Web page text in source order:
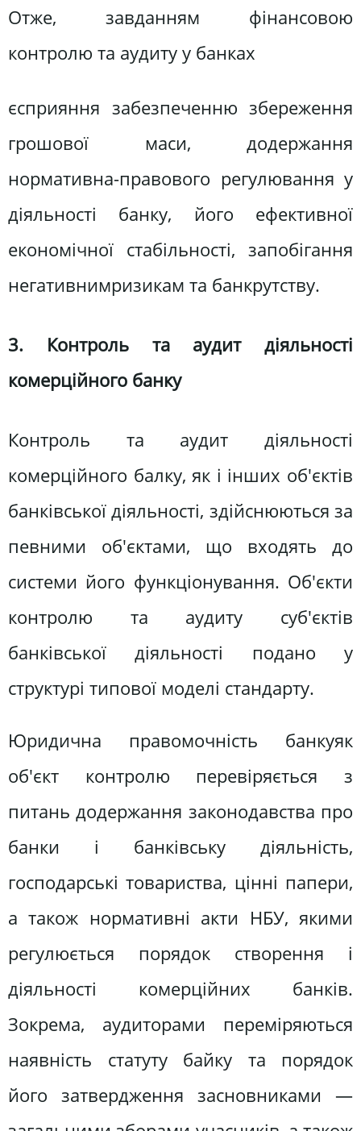
Отже, завданням фінансовою
контролю та аудиту у банках
єсприяння забезпеченню збереження
грошової маси, додержання
нормативна-правового регулювання у
діяльності банку, його ефективної
економічної стабільності, запобігання
негативнимризикам та банкрутству.
3. Контроль та аудит діяльності
комерційного банку
Контроль та аудит діяльності
комерційного балку, як і інших об'єктів
банківської діяльності, здійснюються за
певними об'єктами, що входять до
системи його функціонування. Об'єкти
контролю та аудиту суб'єктів
банківської діяльності подано у
структурі типової моделі стандарту.
Юридична правомочність банкуяк
об'єкт контролю перевіряється з
питань додержання законодавства про
банки і банківську діяльність,
господарські товариства, цінні папери,
а також нормативні акти НБУ, якими
регулюється порядок створення і
діяльності комерційних банків.
Зокрема, аудиторами переміряються
наявність статуту байку та порядок
його затвердження засновниками —